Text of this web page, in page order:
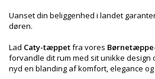
Uanset din beliggenhed i landet
døren.
Lad Caty-tæppetfra vores
forvandle dit rum med sit unikke design
nyd en blanding af komfort, elegance